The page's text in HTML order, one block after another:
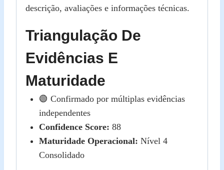
descrição, avaliações e informações técnicas.
Triangulação De
Evidências E
Maturidade
🟢 Confirmado por múltiplas evidências
independentes
Confidence Score: 88
Maturidade Operacional: Nível 4
Consolidado